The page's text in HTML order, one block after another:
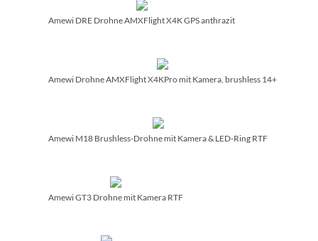
Amewi DRE Drohne AMXFlight X4K GPS anthrazit
Amewi Drohne AMXFlight X4KPro mit Kamera, brushless 14+
Amewi M18 Brushless-Drohne mit Kamera & LED-Ring RTF
Amewi GT3 Drohne mit Kamera RTF